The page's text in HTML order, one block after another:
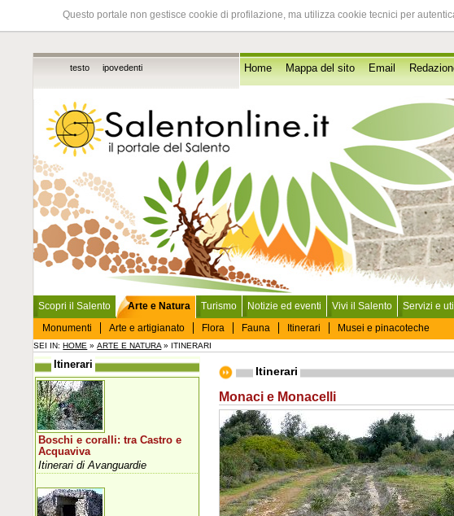
Questo portale non gestisce cookie di profilazione, ma utilizza cookie tecnici per
testo ipovedenti Home Mappa del sito Email
Scopri il Salento
Arte e Natura
Monumenti
Arte e artigianato Flora Fauna Itinerari Musei e pinacoteche
Turismo Notizie ed eventi Vivi il Salento Servizi e
SEI IN:HOME »ARTE E NATURA » ITINERARI
Itinerari
Monaci e Monacelli
Itinerari
Boschi e coralli: tra Castro e
Acquaviva
Itinerari di Avanguardie